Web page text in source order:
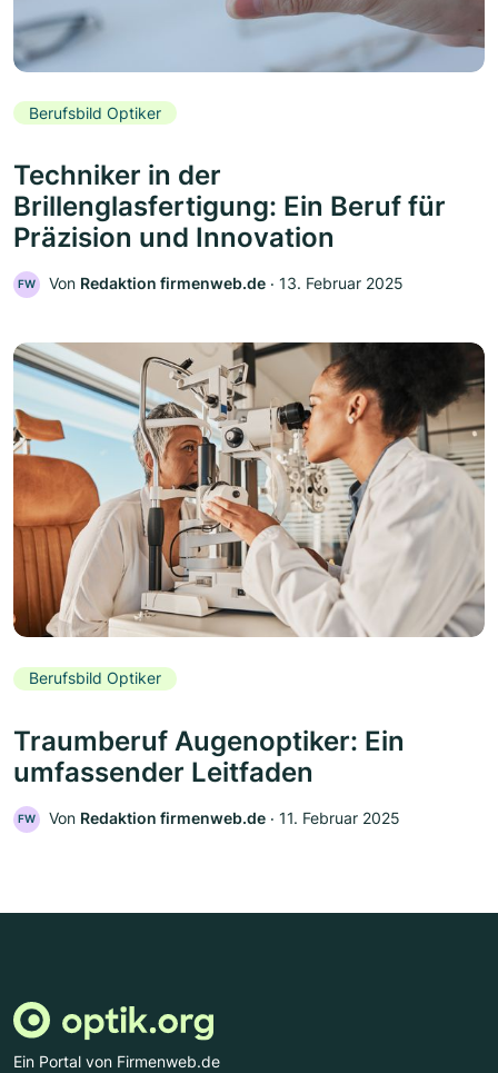
Berufsbild Optiker
Techniker in der
Brillenglasfertigung: Ein Beruf für
Präzision und Innovation
FW Von Redaktion firmenweb.de ‧ 13. Februar 2025
Berufsbild Optiker
Traumberuf Augenoptiker: Ein
umfassender Leitfaden
FW Von Redaktion firmenweb.de ‧ 11. Februar 2025
Ein Portal von Firmenweb.de